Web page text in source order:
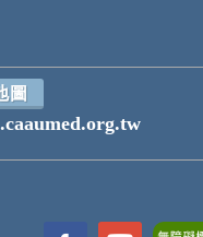
圖